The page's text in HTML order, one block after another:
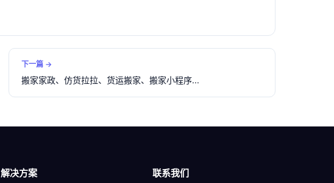
下一篇 →
搬家家政、仿货拉拉、货运搬家、搬家小程序...
解决方案 联系我们